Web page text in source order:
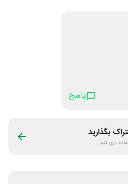
پاسخ
بگذارید
یاری کنید